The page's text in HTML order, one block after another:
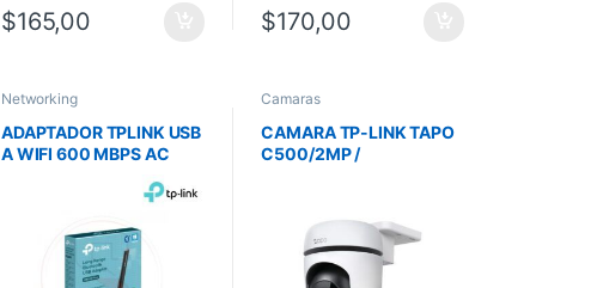
$165,00 $170,00
Networking
ADAPTADOR TPLINK USB
A WIFI 600 MBPS AC
5DBI ALTA GANANCIA –
Camaras
CAMARA TP-LINK TAPO
C500/2MP /